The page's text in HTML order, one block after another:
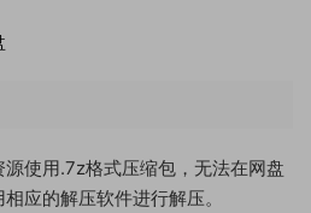
使用.7z格式压缩包，无法在网盘
应的解压软件进行解压。